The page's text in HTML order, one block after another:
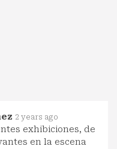
2 years ago
exhibiciones, de
en la escena